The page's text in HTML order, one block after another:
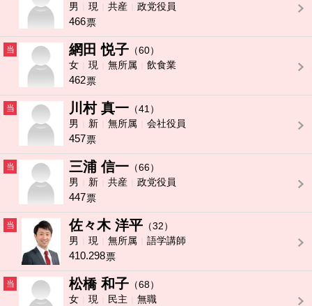
男
現 共産 政党役員
466票
当 網田 悦子 （60）
女
現 無所属 飲食業
462票
当 川村 真一 （41）
男
新 無所属 会社役員
457票
当 三浦 信一 （66）
男
新 共産 政党役員
447票
当 佐々木 洋平 （32）
男
現 無所属 語学講師
410.298票
当 松橋 和子 （68）
女
現 民主 無職